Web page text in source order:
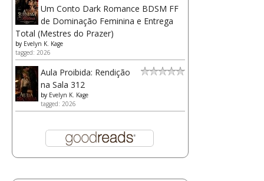
Um Conto Dark Romance BDSM FF
de Dominação Feminina e Entrega
Total (Mestres do Prazer)
by Evelyn K. Kage
tagged: 2026
Aula Proibida: Rendição
na Sala 312
by Evelyn K. Kage
tagged: 2026